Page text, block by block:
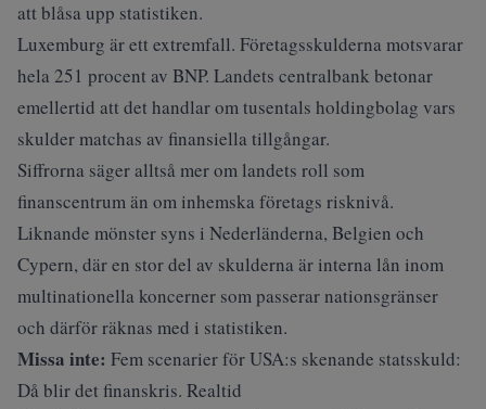
att blåsa upp statistiken.
Luxemburg är ett extremfall. Företagsskulderna motsvarar
hela 251 procent av BNP. Landets centralbank betonar
emellertid att det handlar om tusentals holdingbolag vars
skulder matchas av finansiella tillgångar.
Siffrorna säger alltså mer om landets roll som
finanscentrum än om inhemska företags risknivå.
Liknande mönster syns i Nederländerna, Belgien och
Cypern, där en stor del av skulderna är interna lån inom
multinationella koncerner som passerar nationsgränser
och därför räknas med i statistiken.
Missa inte: Fem scenarier för USA:s skenande statsskuld:
Då blir det finanskris. Realtid